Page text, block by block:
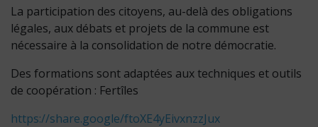
La participation des citoyens, au-delà des obligations
légales, aux débats et projets de la commune est
nécessaire à la consolidation de notre démocratie.
Des formations sont adaptées aux techniques et outils
de coopération : Fertîles
https://share.google/ftoXE4yEivxnzzJux